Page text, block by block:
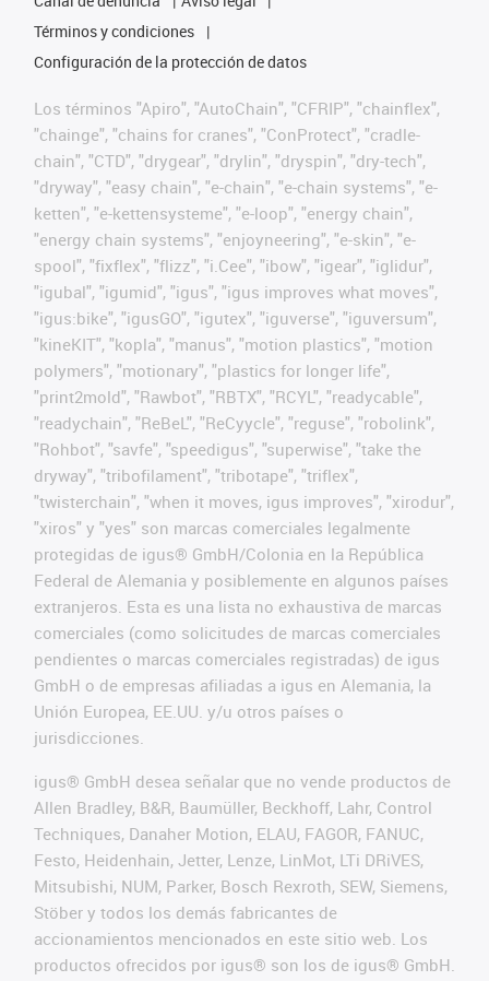
Términos y condiciones
Configuración de la protección de datos
Los términos "Apiro", "AutoChain", "CFRIP", "chainflex",
"chainge", "chains for cranes", "ConProtect", "cradle-
chain", "CTD", "drygear", "drylin", "dryspin", "dry-tech",
"dryway", "easy chain", "e-chain", "e-chain systems", "e-
ketten", "e-kettensysteme", "e-loop", "energy chain",
"energy chain systems", "enjoyneering", "e-skin", "e-
spool", "fixflex", "flizz", "i.Cee", "ibow", "igear", "iglidur",
"igubal", "igumid", "igus", "igus improves what moves",
"igus:bike", "igusGO", "igutex", "iguverse", "iguversum",
"kineKIT", "kopla", "manus", "motion plastics", "motion
polymers", "motionary", "plastics for longer life",
"print2mold", "Rawbot", "RBTX", "RCYL", "readycable",
"readychain", "ReBeL", "ReCyycle", "reguse", "robolink",
"Rohbot", "savfe", "speedigus", "superwise", "take the
dryway", "tribofilament", "tribotape", "triflex",
"twisterchain", "when it moves, igus improves", "xirodur",
"xiros" y "yes" son marcas comerciales legalmente
protegidas de igus® GmbH/Colonia en la República
Federal de Alemania y posiblemente en algunos países
extranjeros. Esta es una lista no exhaustiva de marcas
comerciales (como solicitudes de marcas comerciales
pendientes o marcas comerciales registradas) de igus
GmbH o de empresas afiliadas a igus en Alemania, la
Unión Europea, EE.UU. y/u otros países o
jurisdicciones.
igus® GmbH desea señalar que no vende productos de
Allen Bradley, B&R, Baumüller, Beckhoff, Lahr, Control
Techniques, Danaher Motion, ELAU, FAGOR, FANUC,
Festo, Heidenhain, Jetter, Lenze, LinMot, LTi DRiVES,
Mitsubishi, NUM, Parker, Bosch Rexroth, SEW, Siemens,
Stöber y todos los demás fabricantes de
accionamientos mencionados en este sitio web. Los
productos ofrecidos por igus® son los de igus® GmbH.